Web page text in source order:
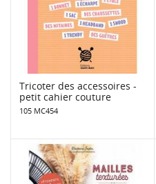
Tricoter des accessoires -
petit cahier couture
105 MC454